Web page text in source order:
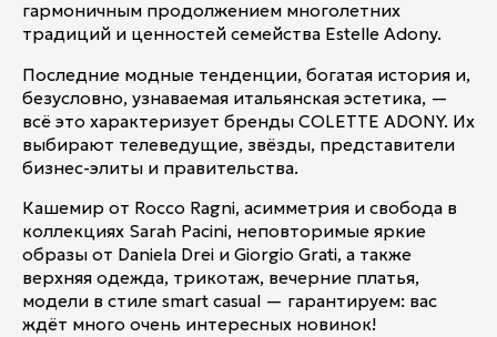
гармоничным продолжением многолетних
традиций и ценностей семейства Estelle Adony.
Последние модные тенденции, богатая история и,
безусловно, узнаваемая итальянская эстетика, —
всё это характеризует бренды COLETTE ADONY. Их
выбирают телеведущие, звёзды, представители
бизнес-элиты и правительства.
Кашемир от Rocco Ragni, асимметрия и свобода в
коллекциях Sarah Pacini, неповторимые яркие
образы от Daniela Drei и Giorgio Grati, а также
верхняя одежда, трикотаж, вечерние платья,
модели в стиле smart casual — гарантируем: вас
ждёт много очень интересных новинок!